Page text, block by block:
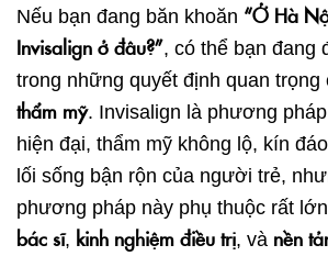
Nếu bạn đang băn khoăn “Ở Hà
Invisalign ở đâu?”, có thể bạn đang
trong những quyết định quan trọng
thẩm mỹ. Invisalign là phương
hiện đại, thẩm mỹ không lộ, kín
lối sống bận rộn của người trẻ,
phương pháp này phụ thuộc rất
bác sĩ, kinh nghiệm điều trị, và nền